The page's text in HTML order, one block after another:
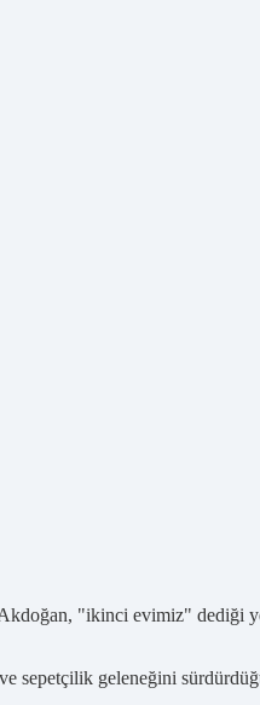
"ikinci evimiz" dediği
sepetçilik geleneğini